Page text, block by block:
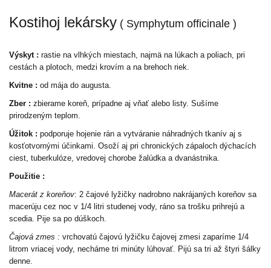
Kostihoj lekársky ( Symphytum officinale )
Výskyt : rastie na vlhkých miestach, najmä na lúkach a poliach, pri
cestách a plotoch, medzi krovím a na brehoch riek.
Kvitne : od mája do augusta.
Zber : zbierame koreň, prípadne aj vňať alebo listy. Sušíme
prirodzeným teplom.
Úžitok : podporuje hojenie rán a vytváranie náhradných tkanív aj s
kosťotvornými účinkami. Osoží aj pri chronických zápaloch dýchacích
ciest, tuberkulóze, vredovej chorobe žalúdka a dvanástnika.
Použitie :
Macerát z koreňov: 2 čajové lyžičky nadrobno nakrájaných koreňov sa
macerúju cez noc v 1/4 litri studenej vody, ráno sa trošku prihrejú a
scedia. Pije sa po dúškoch.
Čajová zmes : vrchovatú čajovú lyžičku čajovej zmesi zaparíme 1/4
litrom vriacej vody, necháme tri minúty lúhovať. Pijú sa tri až štyri šálky
denne.